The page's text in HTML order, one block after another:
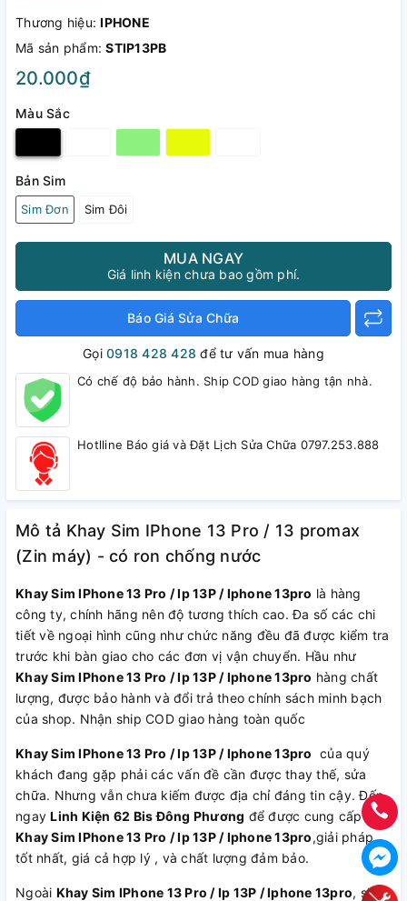
Thương hiệu:IPHONE
Mã sản phẩm:STIP13PB
20.000₫
Màu Sắc
Bản Sim
Sim Đơn Sim Đôi
MUA NGAY
Giá linh kiện chưa bao gồm phí.
Báo Giá Sửa Chữa
Gọi0918 428 428 để tư vấn mua hàng
Có chế độ bảo hành. Ship COD giao hàng tận nhà.
Hotlline Báo giá và Đặt Lịch Sửa Chữa 0797.253.888
Mô tả Khay Sim IPhone 13 Pro / 13 promax
(Zin máy) - có ron chống nước
Khay Sim IPhone 13 Pro / Ip 13P / Iphone 13pro là hàng
công ty, chính hãng nên độ tương thích cao. Đa số các chi
tiết về ngoại hình cũng như chức năng đều đã được kiểm tra
trước khi bàn giao cho các đơn vị vận chuyển. Hầu như
Khay Sim IPhone 13 Pro / Ip 13P / Iphone 13pro hàng chất
lượng, được bảo hành và đổi trả theo chính sách minh bạch
của shop. Nhận ship COD giao hàng toàn quốc
Khay Sim IPhone 13 Pro / Ip 13P / Iphone 13pro của quý
khách đang gặp phải các vấn đề cần được thay thế, sửa
chữa. Nhưng vẫn chưa kiếm được địa chỉ đáng tin cậy. Đến
ngayLinh Kiện 62 Bis Đông Phương để được cung cấp
Khay Sim IPhone 13 Pro / Ip 13P / Iphone 13pro,giải pháp
tốt nhất, giá cả hợp lý , và chất lượng đảm bảo.
Ngoài Khay Sim IPhone 13 Pro / Ip 13P / Iphone 13pro, shop